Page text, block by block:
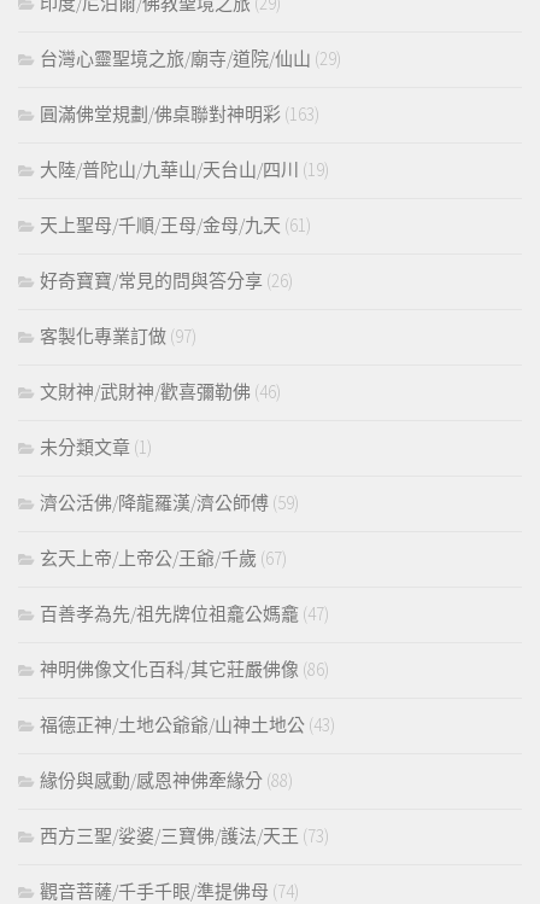
台灣心靈聖境之旅/廟寺/道院/仙山 (29)
圓滿佛堂規劃/佛桌聯對神明彩 (163)
大陸/普陀山/九華山/天台山/四川 (19)
天上聖母/千順/王母/金母/九天 (61)
好奇寶寶/常見的問與答分享 (26)
客製化專業訂做 (97)
文財神/武財神/歡喜彌勒佛 (46)
未分類文章 (1)
濟公活佛/降龍羅漢/濟公師傅 (59)
玄天上帝/上帝公/王爺/千歲 (67)
百善孝為先/祖先牌位祖龕公媽龕 (47)
神明佛像文化百科/其它莊嚴佛像 (86)
福德正神/土地公爺爺/山神土地公 (43)
緣份與感動/感恩神佛牽緣分 (88)
西方三聖/娑婆/三寶佛/護法/天王 (73)
觀音菩薩/千手千眼/準提佛母 (74)